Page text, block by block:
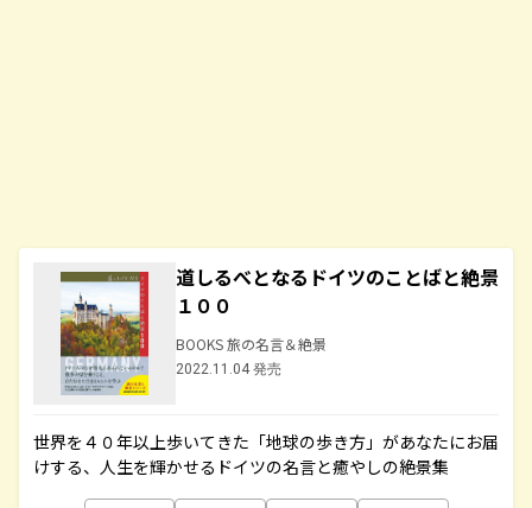
道しるべとなるドイツのことばと絶景
１００
BOOKS 旅の名言＆絶景
2022.11.04 発売
世界を４０年以上歩いてきた「地球の歩き方」があなたにお届
けする、人生を輝かせるドイツの名言と癒やしの絶景集